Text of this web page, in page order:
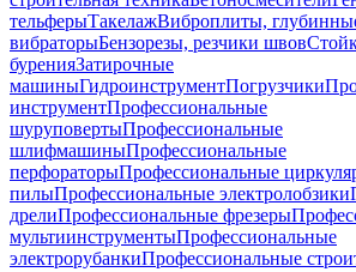
тельферыТакелажВиброплиты,
вибраторыБензорезы, резчики швов
буренияЗатирочные
машиныГидроинструментПогрузчики
инструментПрофессиональные
шуруповертыПрофессиональные
шлифмашиныПрофессиональные
перфораторыПрофессиональные
пилыПрофессиональные электролобзики
дрелиПрофессиональные фрезеры
мультиинструментыПрофессиональные
электрорубанкиПрофессиональные